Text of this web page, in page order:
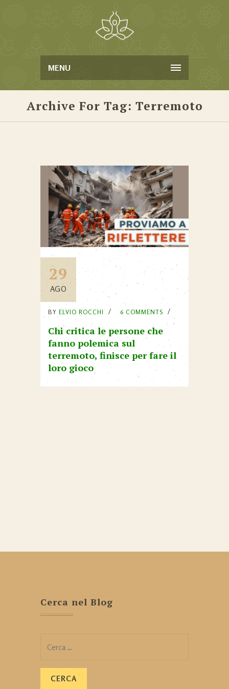
MENU
Archive For Tag: Terremoto
29
AGO
BY ELVIO ROCCHI 6 COMMENTS
Chi critica le persone che
fanno polemica sul
terremoto, finisce per fare il
loro gioco
Cerca nel Blog